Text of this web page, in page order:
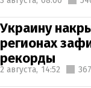
Украину
регионах
рекорды
2 августа, 14:52